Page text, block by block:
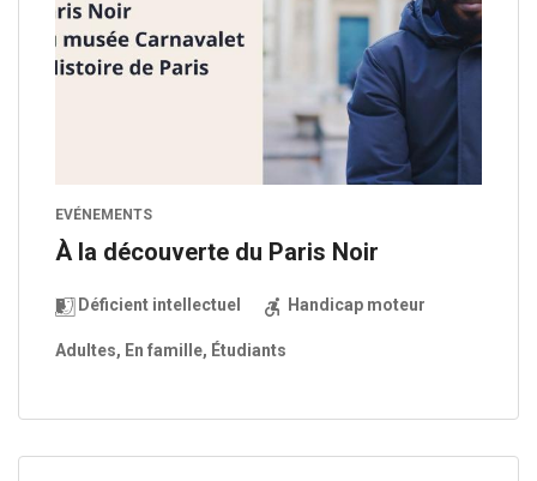
EVÉNEMENTS
À la découverte du Paris Noir
Déficient intellectuel Handicap moteur
Adultes, En famille, Étudiants